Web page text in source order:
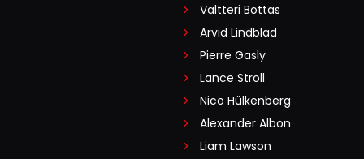
Valtteri Bottas
Arvid Lindblad
Pierre Gasly
Lance Stroll
Nico Hülkenberg
Alexander Albon
Liam Lawson